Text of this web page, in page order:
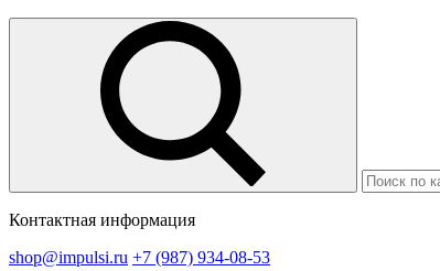
Контактная информация
shop@impulsi.ru +7 (987) 934-08-53